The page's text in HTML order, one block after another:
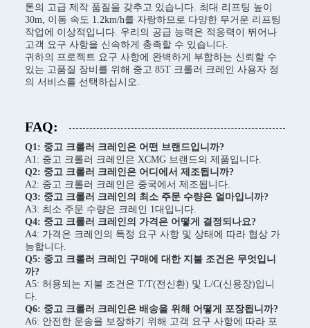
톤의 고급 제작 품질을 갖추고 있습니다. 최대 리프팅 높이
30m, 이동 속도 1.2km/h를 자랑하므로 다양한 무거운 리프팅
작업에 이상적입니다. 우리의 공급 능력은 적응력이 뛰어나
고객 요구 사항을 신속하게 충족할 수 있습니다.
귀하의 프로젝트 요구 사항에 완벽하게 부합하는 신뢰할 수
있는 고품질 장비를 위해 중고 85T 크롤러 크레인 사용자 정
의 서비스를 선택하십시오.
FAQ:
Q1: 중고 크롤러 크레인은 어떤 브랜드입니까?
A1: 중고 크롤러 크레인은 XCMG 브랜드의 제품입니다.
Q2: 중고 크롤러 크레인은 어디에서 제조됩니까?
A2: 중고 크롤러 크레인은 중국에서 제조됩니다.
Q3: 중고 크롤러 크레인의 최소 주문 수량은 얼마입니까?
A3: 최소 주문 수량은 크레인 1대입니다.
Q4: 중고 크롤러 크레인의 가격은 어떻게 결정되나요?
A4: 가격은 크레인의 특정 요구 사항 및 상태에 따라 협상 가
능합니다.
Q5: 중고 크롤러 크레인 구매에 대한 지불 조건은 무엇입니
까?
A5: 허용되는 지불 조건은 T/T(전신환) 및 L/C(신용장)입니
다.
Q6: 중고 크롤러 크레인은 배송을 위해 어떻게 포장됩니까?
A6: 안전한 운송을 보장하기 위해 고객 요구 사항에 따라 포